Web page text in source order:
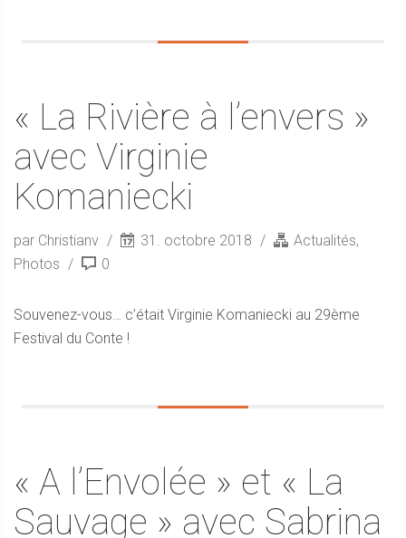
« La Rivière à l’envers »
avec Virginie
Komaniecki
par Christianv 31. octobre 2018 Actualités,
Photos
0
Souvenez-vous… c’était Virginie Komaniecki au 29ème
Festival du Conte !
« A l’Envolée » et « La
Sauvage » avec Sabrina